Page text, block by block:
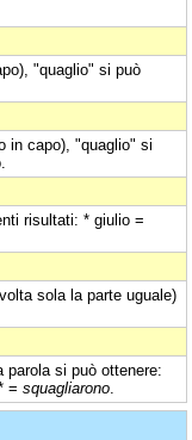
"quaglio" si può
in capo), "quaglio" si
risultati: * giulio =
sola la parte uguale)
parola si può ottenere:
= squagliarono